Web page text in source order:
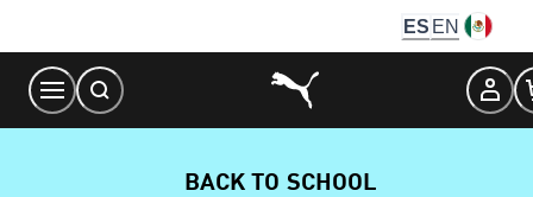
Content
ES EN
BACK TO SCHOOL